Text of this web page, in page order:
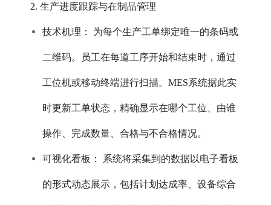
2. 生产进度跟踪与在制品管理
技术机理： 为每个生产工单绑定唯一的条码或
二维码。员工在每道工序开始和结束时，通过
工位机或移动终端进行扫描。MES系统据此实
时更新工单状态，精确显示在哪个工位、由谁
操作、完成数量、合格与不合格情况。
可视化看板： 系统将采集到的数据以电子看板
的形式动态展示，包括计划达成率、设备综合